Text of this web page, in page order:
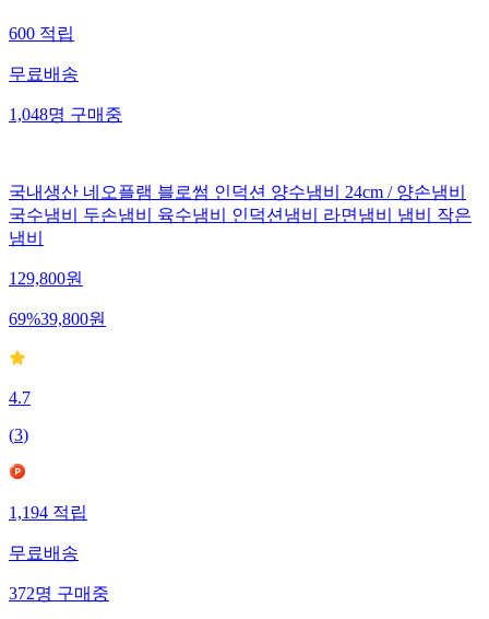
600적립
무료배송
1,048명구매중
국내생산 네오플램 블로썸 인덕션 양수냄비 24cm / 양손냄비
국수냄비 두손냄비 육수냄비 인덕션냄비 라면냄비 냄비 작은
냄비
129,800원
69%39,800원
4.7
(3)
1,194적립
무료배송
372명구매중